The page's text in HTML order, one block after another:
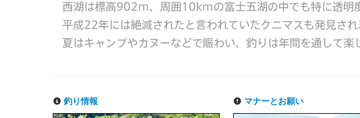
釣り情報 マナーとお願い